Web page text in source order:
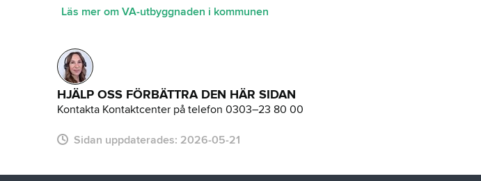
Läs mer om VA-utbyggnaden i kommunen
HJÄLP OSS FÖRBÄTTRA DEN HÄR SIDAN
Kontakta Kontaktcenter på telefon 0303–23 80 00
Sidan uppdaterades: 2026-05-21